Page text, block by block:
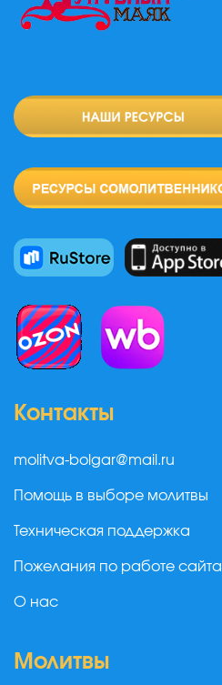
Контакты
molitva-bolgar@mail.ru
Помощь в выборе молитвы
Техническая поддержка
Пожелания по работе сайта
О нас
Молитвы